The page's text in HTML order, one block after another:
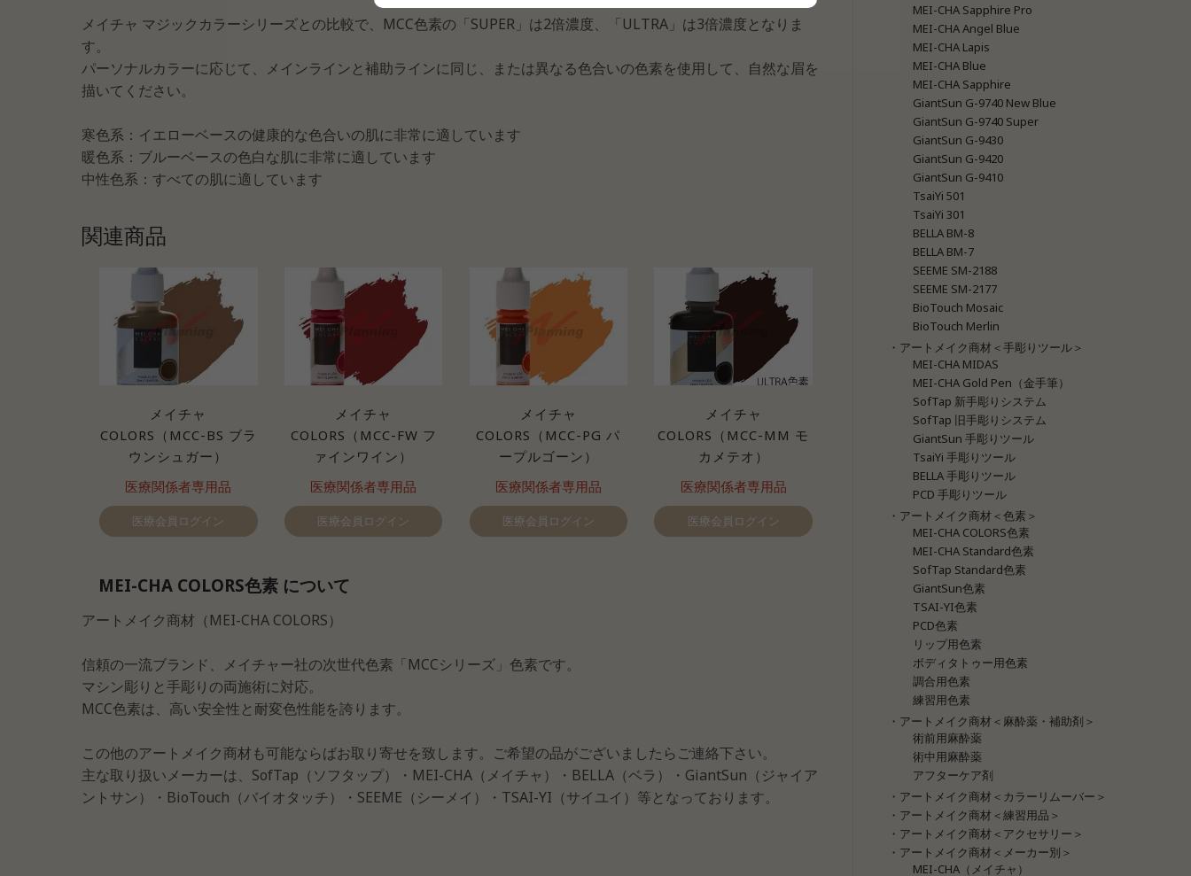
メイチャ マジックカラーシリーズとの比較で、MCC色素の「SUPER」は2倍濃度、「ULTRA」は3倍濃度となりま
す。
パーソナルカラーに応じて、メインラインと補助ラインに同じ、または異なる色合いの色素を使用して、自然な眉を
描いてください。
寒色系：イエローベースの健康的な色合いの肌に非常に適しています
暖色系：ブルーベースの色白な肌に非常に適しています
中性色系：すべての肌に適しています
関連商品
メイチャ
COLORS（MCC-BS ブラ
ウンシュガー）
医療関係者専用品
医療会員ログイン
メイチャ
COLORS（MCC-FW フ
ァインワイン）
医療関係者専用品
医療会員ログイン
メイチャ
COLORS（MCC-PG パ
ープルゴーン）
医療関係者専用品
医療会員ログイン
メイチャ
COLORS（MCC-MM モ
カメテオ）
医療関係者専用品
医療会員ログイン
MEI-CHA COLORS色素 について
アートメイク商材（MEI-CHA COLORS）
信頼の一流ブランド、メイチャー社の次世代色素「MCCシリーズ」色素です。
マシン彫りと手彫りの両施術に対応。
MCC色素は、高い安全性と耐変色性能を誇ります。
この他のアートメイク商材も可能ならばお取り寄せを致します。ご希望の品がございましたらご連絡下さい。
主な取り扱いメーカーは、SofTap（ソフタップ）・MEI-CHA（メイチャ）・BELLA（ベラ）・GiantSun（ジャイア
ントサン）・BioTouch（バイオタッチ）・SEEME（シーメイ）・TSAI-YI（サイユイ）等となっております。
MEI-CHA Sapphire Pro
MEI-CHA Angel Blue
MEI-CHA Lapis
MEI-CHA Blue
MEI-CHA Sapphire
GiantSun G-9740 New Blue
GiantSun G-9740 Super
GiantSun G-9430
GiantSun G-9420
GiantSun G-9410
TsaiYi 501
TsaiYi 301
BELLA BM-8
BELLA BM-7
SEEME SM-2188
SEEME SM-2177
BioTouch Mosaic
BioTouch Merlin
・アートメイク商材＜手彫りツール＞
MEI-CHA MIDAS
MEI-CHA Gold Pen（金手筆）
SofTap 新手彫りシステム
SofTap 旧手彫りシステム
GiantSun 手彫りツール
TsaiYi 手彫りツール
BELLA 手彫りツール
PCD 手彫りツール
・アートメイク商材＜色素＞
MEI-CHA COLORS色素
MEI-CHA Standard色素
SofTap Standard色素
GiantSun色素
TSAI-YI色素
PCD色素
リップ用色素
ボディタトゥー用色素
調合用色素
練習用色素
・アートメイク商材＜麻酔薬・補助剤＞
術前用麻酔薬
術中用麻酔薬
アフターケア剤
・アートメイク商材＜カラーリムーバー＞
・アートメイク商材＜練習用品＞
・アートメイク商材＜アクセサリー＞
・アートメイク商材＜メーカー別＞
MEI-CHA（メイチャ）